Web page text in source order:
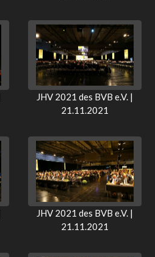
JHV 2021 des BVB e.V. |
21.11.2021
JHV 2021 des BVB e.V. |
21.11.2021